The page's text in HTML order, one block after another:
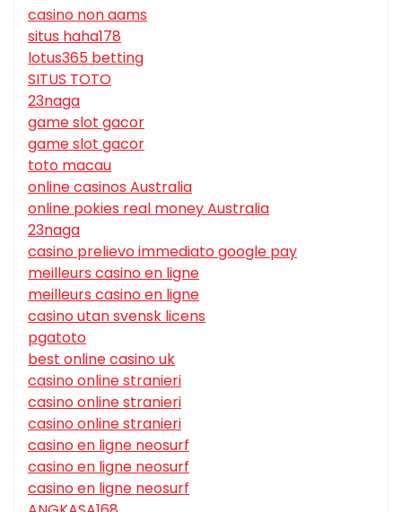
casino non aams
situs haha178
lotus365 betting
SITUS TOTO
23naga
game slot gacor
game slot gacor
toto macau
online casinos Australia
online pokies real money Australia
23naga
casino prelievo immediato google pay
meilleurs casino en ligne
meilleurs casino en ligne
casino utan svensk licens
pgatoto
best online casino uk
casino online stranieri
casino online stranieri
casino online stranieri
casino en ligne neosurf
casino en ligne neosurf
casino en ligne neosurf